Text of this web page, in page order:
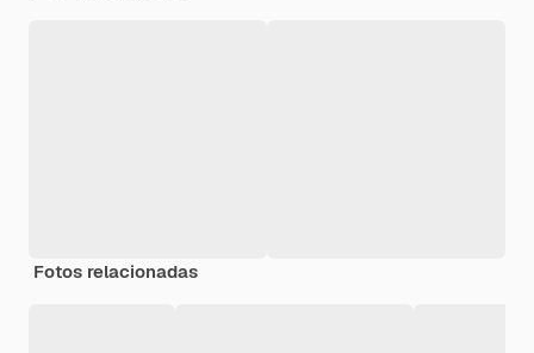
Fotos relacionadas